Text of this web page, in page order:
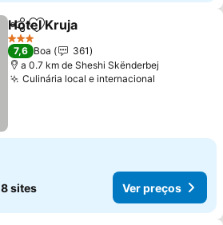
PartilharAdicionar aos favoritos
Hotel Kruja
3 Estrelas
7,6 Boa
361
a 0.7 km de Sheshi Skënderbej
Culinária local e internacional
8 sites Ver preços